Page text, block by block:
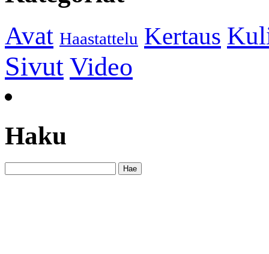
Avat Haastattelu Kertaus
Sivut Video
Haku